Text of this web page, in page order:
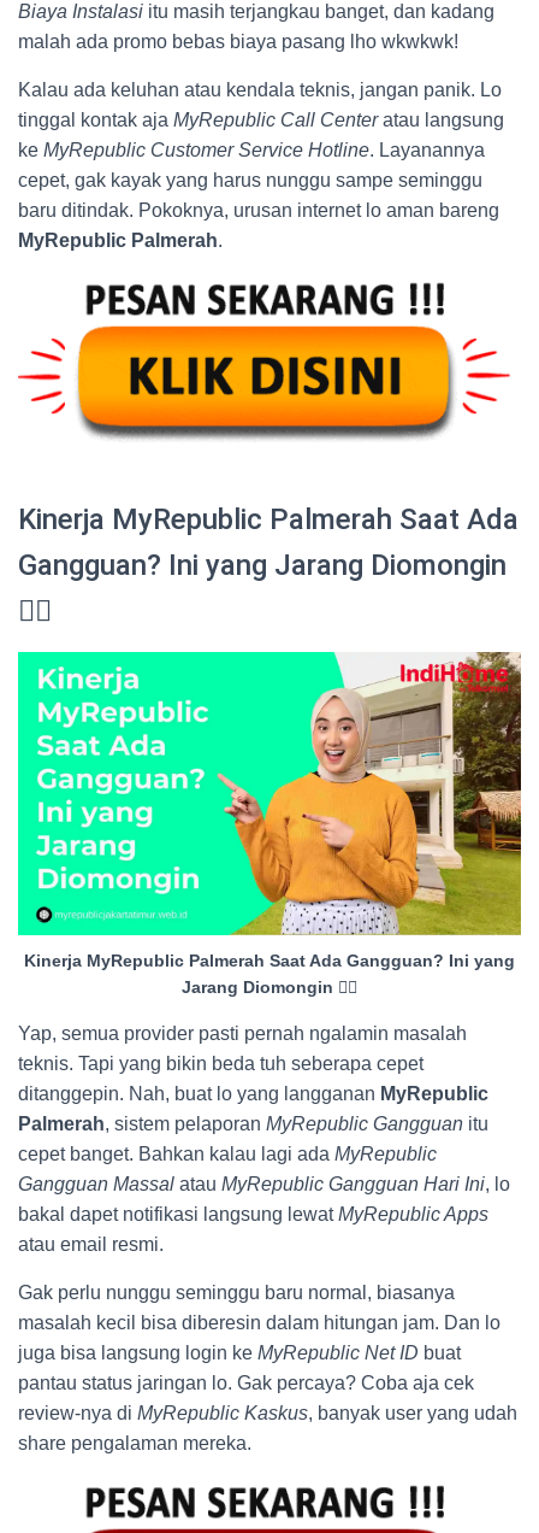
Biaya Instalasi itu masih terjangkau banget, dan kadang
malah ada promo bebas biaya pasang lho wkwkwk!
Kalau ada keluhan atau kendala teknis, jangan panik. Lo
tinggal kontak aja MyRepublic Call Centeratau langsung
ke MyRepublic Customer Service Hotline. Layanannya
cepet, gak kayak yang harus nunggu sampe seminggu
baru ditindak. Pokoknya, urusan internet lo aman bareng
MyRepublic Palmerah.
Kinerja MyRepublic Palmerah Saat Ada
Gangguan? Ini yang Jarang Diomongin
😮‍💨
Kinerja MyRepublic Palmerah Saat Ada Gangguan? Ini yang
Jarang Diomongin 😮‍💨
Yap, semua provider pasti pernah ngalamin masalah
teknis. Tapi yang bikin beda tuh seberapa cepet
ditanggepin. Nah, buat lo yang langganan MyRepublic
Palmerah, sistem pelaporan MyRepublic Gangguan itu
cepet banget. Bahkan kalau lagi ada MyRepublic
Gangguan Massal atau MyRepublic Gangguan Hari Ini, lo
bakal dapet notifikasi langsung lewatMyRepublic Apps
atau email resmi.
Gak perlu nunggu seminggu baru normal, biasanya
masalah kecil bisa diberesin dalam hitungan jam. Dan lo
juga bisa langsung login ke MyRepublic Net ID buat
pantau status jaringan lo. Gak percaya? Coba aja cek
review-nya di MyRepublic Kaskus, banyak user yang udah
share pengalaman mereka.